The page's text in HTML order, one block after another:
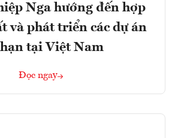
Nga hướng đến hợp
và phát triển các dự án
tại Việt Nam
Đọc ngay